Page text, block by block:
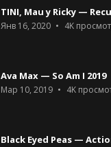
TINI, Mau y Ricky —
Янв 16, 2020 4K
Ava Max — So Am I 2019
Мар 10, 2019 4K
Black Eyed Peas —